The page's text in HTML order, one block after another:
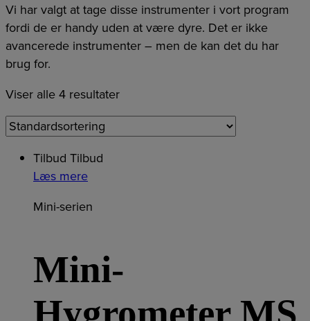
Vi har valgt at tage disse instrumenter i vort program
fordi de er handy uden at være dyre. Det er ikke
avancerede instrumenter – men de kan det du har
brug for.
Viser alle 4 resultater
Tilbud Tilbud
Læs mere
Mini-serien
Mini-